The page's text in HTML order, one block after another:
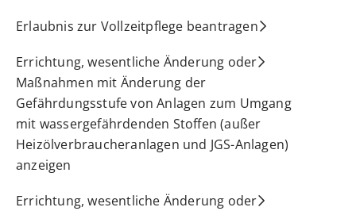
Erlaubnis zur Vollzeitpflege beantragen
Errichtung, wesentliche Änderung oder
Maßnahmen mit Änderung der
Gefährdungsstufe von Anlagen zum Umgang
mit wassergefährdenden Stoffen (außer
Heizölverbraucheranlagen und JGS-Anlagen)
anzeigen
Errichtung, wesentliche Änderung oder